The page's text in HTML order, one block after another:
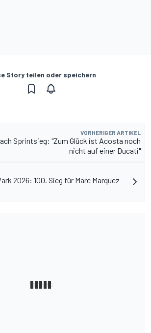
Story teilen oder speichern
VORHERIGER ARTIKEL
Sprintsieg: "Zum Glück ist Acosta noch
nicht auf einer Ducati"
2026: 100. Sieg für Marc Marquez